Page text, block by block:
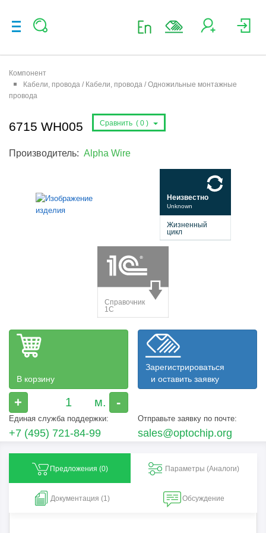
Компонент
Кабели, провода / Кабели, провода / Одножильные монтажные
провода
6715 WH005 Сравнить ( 0 )
Производитель: Alpha Wire
В корзину
+ -
Зарегистрироваться
и оставить заявку
Единая служба поддержки:
+7 (495) 721-84-99
Отправьте заявку по почте:
sales@optochip.org
Предложения (0) Параметры (Aналоги)
Документация (1) Обсуждение